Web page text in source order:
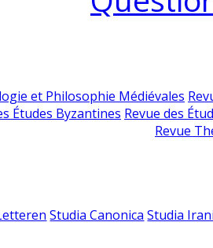
et Philosophie Médiévales
Études Byzantines Revue des
Revue
Studia Canonica Studia